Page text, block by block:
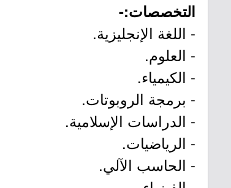
التخصصات:-
- اللغة الإنجليزية.
- العلوم.
- الكيمياء.
- برمجة الروبوتات.
- الدراسات الإسلامية.
- الرياضيات.
- الحاسب الآلي.